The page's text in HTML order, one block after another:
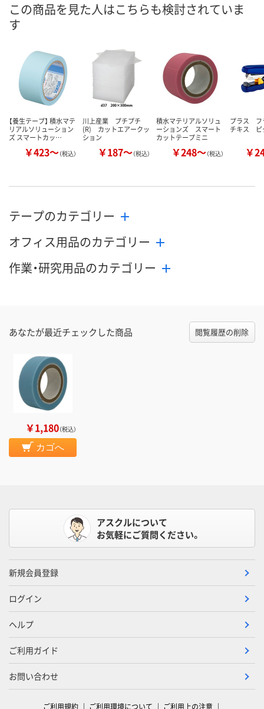
お届け日
数量
カゴへ
数量
カゴへ カ
この商品を見た人はこちらも検討されていま
す
【養生テープ】 積水マテ
リアルソリューション
ズ スマートカッ…
￥423～（税込）
川上産業 プチプチ
(R) カットエアークッ
ション
￥187～（税込）
積水マテリアルソリュ
ーションズ スマート
カットテープミニ
￥248～（税込）
プラス フ
チキス ピ
￥
テープのカテゴリー
オフィス用品のカテゴリー
作業・研究用品のカテゴリー
あなたが最近チェックした商品 閲覧履歴の削除
￥1,180（税込）
カゴへ
アスクルについて
お気軽にご質問ください。
新規会員登録
ログイン
ヘルプ
ご利用ガイド
お問い合わせ
ご利用規約 ご利用環境について ご利用上の注意